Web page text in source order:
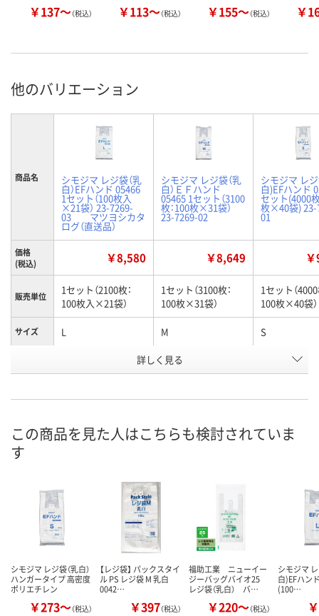
￥137～（税込） ￥113～（税込） ￥155～（税込） ￥
他のバリエーション
商品名 シモジマ レジ袋（乳
白）EFハンド 05466
1セット（100枚入
×21袋） 23-7269-
03 マツヨシカタ
ログ（直送品）
シモジマ レジ袋（乳
白）ＥＦハンド
05465 1セット（3100
枚：100枚×31袋）
23-7269-02
シモジマ レ
白)EFハンド
セット(4000
枚×40袋) 23-
01
価格
(税込)
￥8,580 ￥8,649
販売単位
1セット（2100枚：
100枚入×21袋）
1セット（3100枚：
100枚×31袋）
1セット（4000
100枚×40袋）
サイズ L M S
N870019 N870018
お届け日
ついてご連絡いたし
ついてご連絡
メーカー都合により
カゴへ カ
詳しく見る
この商品を見た人はこちらも検討されていま
す
シモジマ レジ袋（乳白）
ハンガータイプ 高密度
ポリエチレン
￥273～（税込）
【レジ袋】 パックスタイ
ル PS レジ袋 M 乳白
0042…
￥397（税込）
福助工業 ニューイー
ジーバッグバイオ25
レジ袋（乳白） バ…
￥220～（税込）
シモジマ
白)EFハン
(100…